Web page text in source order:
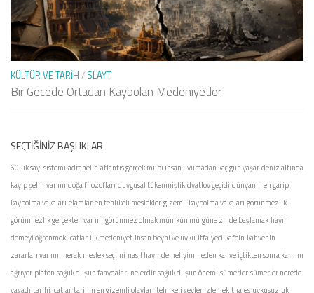
KÜLTÜR VE TARIH / SLAYT
Bir Gecede Ortadan Kaybolan Medeniyetler
SEÇTIĞINIZ BAŞLIKLAR
60'lık sayı sistemi adranelin atlantis gerçek mi bi insan uyumadan kaç gün yaşardeniz altında
kayıp şehir var mı doğa filozofları duygusal tükenmişlikdyatlov geçidi dünyanın en garip
kaybolma vakaları elamlaren tehlikeli mesleklergizemli kaybolma vakaları görünmezlik
görünmezlik gerçekten var mı görünmez olmak mümkün mü güne zinde başlamak hayır
demeyi öğrenmek icatlar ilk medenıyet insan beyni ve uyku itfaiyeci kafein kahvenin
zararları var mı merak meslek seçimi nasıl hayır demeliyim neden kahve içtikten sonra karnım
ağrıyor platon soğuk duşun faaydaları nelerdirsoğuk duşun önemi sümerlersümerler nerede
yaşadı tarihi icatlartarihin en gizemli olayları tehlikeli şeyler izlemekthales uykusuzluk